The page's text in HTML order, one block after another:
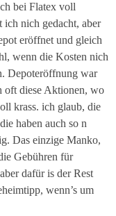
bei Flatex voll
nich gedacht, aber
eröffnet und gleich
wenn die Kosten nich
Depoteröffnung war
oft diese Aktionen, wo
krass. ich glaub, die
haben auch so n
Das einzige Manko,
Gebühren für
dafür is der Rest
wenn’s um